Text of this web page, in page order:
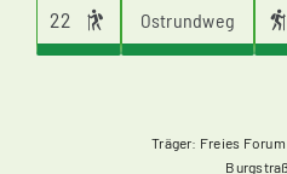
22 Ostrundweg
Träger: Freies Forum